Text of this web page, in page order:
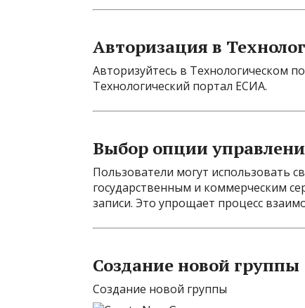
Авторизация в
Авторизуйтесь в Технологическом
Технологический портал ЕСИА.
Выбор опции
Пользователи могут использовать
государственным и коммерческим
записи. Это упрощает процесс
Создание новой группы
Создание новой группы